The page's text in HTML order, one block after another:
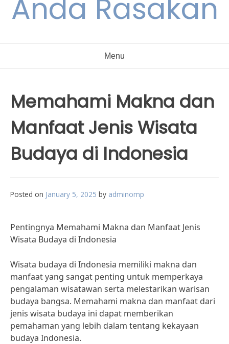
Anda Rasakan
Menu
Memahami Makna dan
Manfaat Jenis Wisata
Budaya di Indonesia
Posted on January 5, 2025 by adminomp
Pentingnya Memahami Makna dan Manfaat Jenis
Wisata Budaya di Indonesia
Wisata budaya di Indonesia memiliki makna dan
manfaat yang sangat penting untuk memperkaya
pengalaman wisatawan serta melestarikan warisan
budaya bangsa. Memahami makna dan manfaat dari
jenis wisata budaya ini dapat memberikan
pemahaman yang lebih dalam tentang kekayaan
budaya Indonesia.